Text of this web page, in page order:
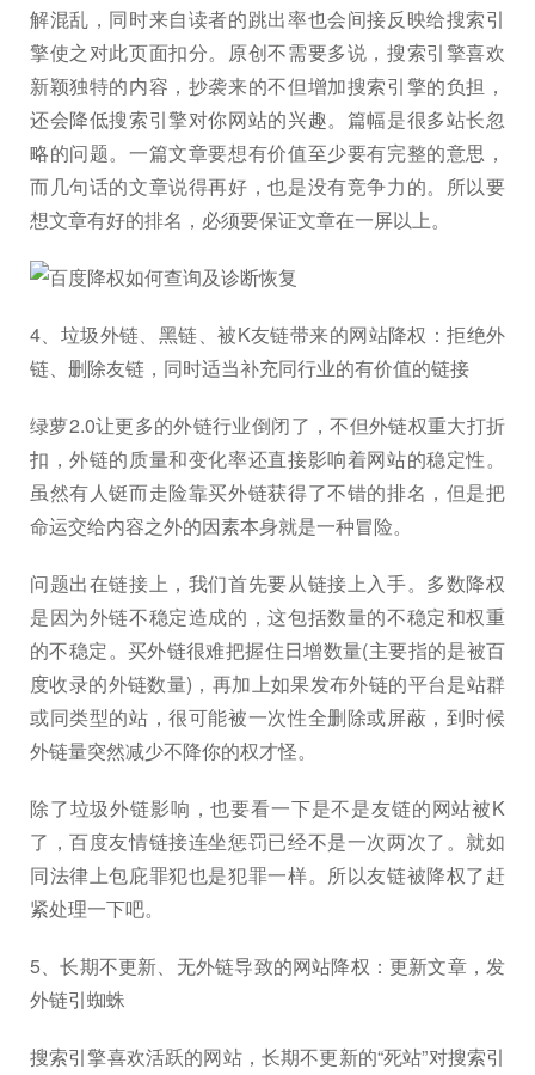
解混乱，同时来自读者的跳出率也会间接反映给搜索引
擎使之对此页面扣分。原创不需要多说，搜索引擎喜欢
新颖独特的内容，抄袭来的不但增加搜索引擎的负担，
还会降低搜索引擎对你网站的兴趣。篇幅是很多站长忽
略的问题。一篇文章要想有价值至少要有完整的意思，
而几句话的文章说得再好，也是没有竞争力的。所以要
想文章有好的排名，必须要保证文章在一屏以上。
4、垃圾外链、黑链、被K友链带来的网站降权：拒绝外
链、删除友链，同时适当补充同行业的有价值的链接
绿萝2.0让更多的外链行业倒闭了，不但外链权重大打折
扣，外链的质量和变化率还直接影响着网站的稳定性。
虽然有人铤而走险靠买外链获得了不错的排名，但是把
命运交给内容之外的因素本身就是一种冒险。
问题出在链接上，我们首先要从链接上入手。多数降权
是因为外链不稳定造成的，这包括数量的不稳定和权重
的不稳定。买外链很难把握住日增数量(主要指的是被百
度收录的外链数量)，再加上如果发布外链的平台是站群
或同类型的站，很可能被一次性全删除或屏蔽，到时候
外链量突然减少不降你的权才怪。
除了垃圾外链影响，也要看一下是不是友链的网站被K
了，百度友情链接连坐惩罚已经不是一次两次了。就如
同法律上包庇罪犯也是犯罪一样。所以友链被降权了赶
紧处理一下吧。
5、长期不更新、无外链导致的网站降权：更新文章，发
外链引蜘蛛
搜索引擎喜欢活跃的网站，长期不更新的“死站”对搜索引